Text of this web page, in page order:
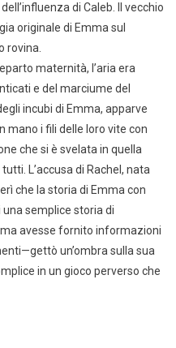
di Caleb. Il vecchio
originale di Emma sul
rovina.
maternità, l’aria era
e del marciume del
incubi di Emma, apparve
mano i fili delle loro vite con
che si è svelata in quella
L’accusa di Rachel, nata
che la storia di Emma con
semplice storia di
avesse fornito informazioni
un’ombra sulla sua
in un gioco perverso che